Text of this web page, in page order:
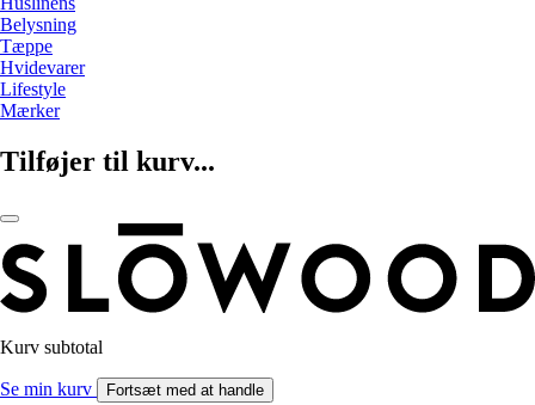
Belysning
Tæppe
Hvidevarer
Lifestyle
Mærker
Tilføjer til kurv...
Kurv subtotal
Se min kurv Fortsæt med at handle